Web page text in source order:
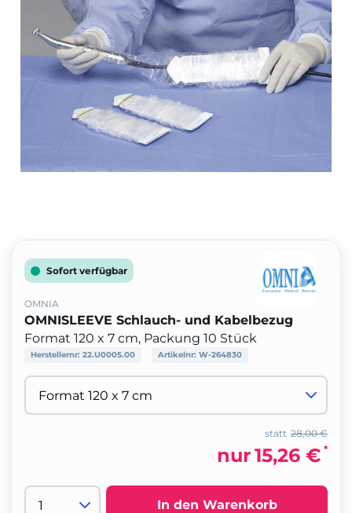
Sofort verfügbar
OMNIA
OMNISLEEVE Schlauch- und Kabelbezug
Format 120 x 7 cm, Packung 10 Stück
Herstellernr: 22.U0005.00 Artikelnr: W-264830
28,00 €
statt
nur15,26 € *
In den Warenkorb